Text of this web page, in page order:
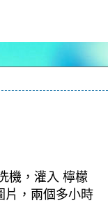
機，灌入 檸檬
片，兩個多小時